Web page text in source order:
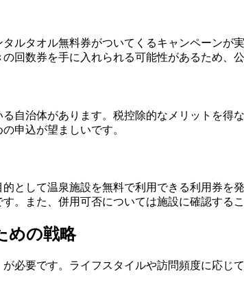
ルタオル無料券がついてくるキャンペーン
回数券を手に入れられる可能性があるため、
自治体があります。税控除的なメリットを
申込が望ましいです。
として温泉施設を無料で利用できる利用券
。また、併用可否については施設に確認するこ
めの戦略
必要です。ライフスタイルや訪問頻度に応